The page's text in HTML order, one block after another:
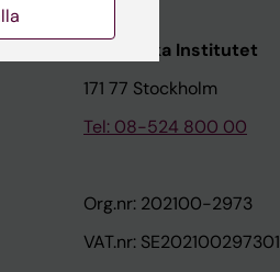
Karolinska Institutet
171 77 Stockholm
Tel: 08-524 800 00
Org.nr: 202100-2973
VAT.nr: SE202100297301